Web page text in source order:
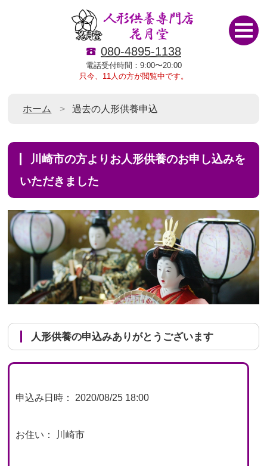
080-4895-1138
電話受付時間：9:00〜20:00
只今、11人の方が閲覧中です。
ホーム 過去の人形供養申込
川崎市の方よりお人形供養のお申し込みを
いただきました
人形供養の申込みありがとうございます
申込み日時： 2020/08/25 18:00
お住い： 川崎市